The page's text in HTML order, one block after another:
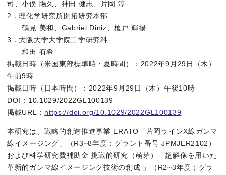
図1. (a) 冬季日本海側で雷が発生するメカニズム (b) 新潟県十
図2. 雷雲中でガンマ線が発生するメカニズムと稲妻（雷放電）
今回の研究で新たに実現しようとしたこと、明らかにな
最後に、今回得られたガンマ線画像の有意性（信頼性）につい
司、小俣 陽久、神田 健志、片岡 淳
2．理化学研究所開拓研究本部
鶴見 美和、Gabriel Diniz、榎戸 輝揚
3．大阪大学大学院工学研究科
和田 有希
掲載日時（米国東部標準時・夏時間）：2022年9月29日（木）
午前9時
掲載日時（日本時間）：2022年9月29日（木）午後10時
DOI：10.1029/2022GL100139
掲載URL： https://doi.org/10.1029/2022GL100139
本研究は、戦略的創造推進事業 ERATO「片岡ラインX線ガンマ
線イメージング」（R3~8年度；グラント番号 JPMJER2102）
および科学研究費補助金 挑戦的研究（萌芽）「超解像を用いた
革新的ガンマ線イメージング技術の創成 」（R2~3年度；グラ